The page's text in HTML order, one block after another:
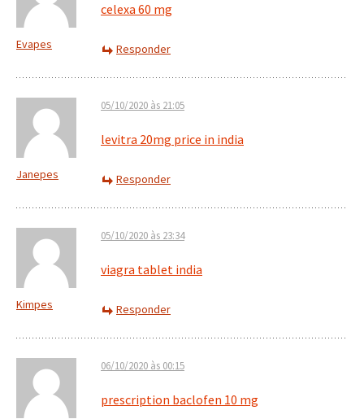
Evapes
celexa 60 mg
Responder
Janepes
05/10/2020 às 21:05
levitra 20mg price in india
Responder
Kimpes
05/10/2020 às 23:34
viagra tablet india
Responder
06/10/2020 às 00:15
prescription baclofen 10 mg